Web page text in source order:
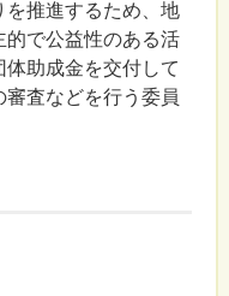
推進するため、地
で公益性のある活
助成金を交付して
査などを行う委員